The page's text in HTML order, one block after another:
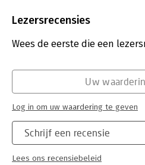
Uitgever:
Verschijningsdatum:
9-1-2014
Lezersrecensies
Wees de eerste die een
Schrijf een recensie
Lees ons recensiebeleid
Uw
Log in om uw waardering te geven